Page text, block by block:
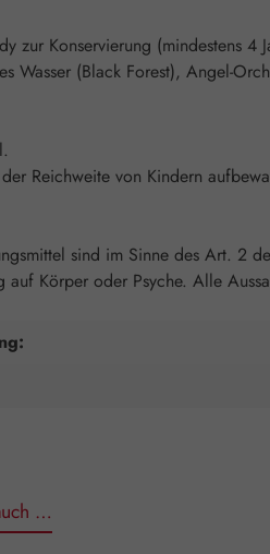
zur Konservierung (mindestens 4
Wasser (Black Forest), Angel-
Reichweite von Kindern
sind im Sinne des Art. 2
auf Körper oder Psyche. Alle
…